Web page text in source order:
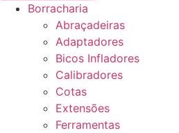
Borracharia
Abraçadeiras
Adaptadores
Bicos Infladores
Calibradores
Cotas
Extensões
Ferramentas